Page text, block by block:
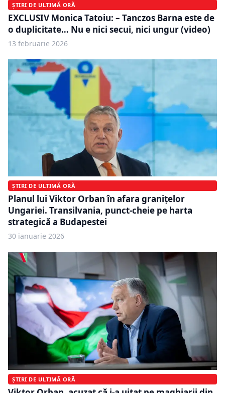
ȘTIRI DE ULTIMĂ ORĂ
EXCLUSIV Monica Tatoiu: – Tanczos Barna este de
o duplicitate… Nu e nici secui, nici ungur (video)
13 februarie 2026
ȘTIRI DE ULTIMĂ ORĂ
Planul lui Viktor Orban în afara granițelor
Ungariei. Transilvania, punct-cheie pe harta
strategică a Budapestei
30 ianuarie 2026
ȘTIRI DE ULTIMĂ ORĂ